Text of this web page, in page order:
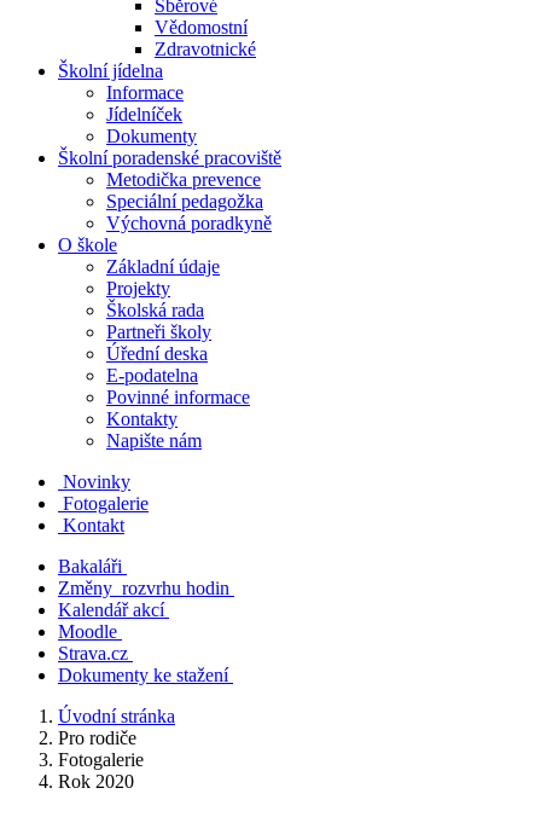
Sběrové
Vědomostní
Zdravotnické
Školní jídelna
Informace
Jídelníček
Dokumenty
Školní poradenské pracoviště
Metodička prevence
Speciální pedagožka
Výchovná poradkyně
O škole
Základní údaje
Projekty
Školská rada
Partneři školy
Úřední deska
E-podatelna
Povinné informace
Kontakty
Napište nám
Novinky
Fotogalerie
Kontakt
Bakaláři
Změny rozvrhu hodin
Kalendář akcí
Moodle
Strava.cz
Dokumenty ke stažení
Úvodní stránka
Pro rodiče
Fotogalerie
Rok 2020